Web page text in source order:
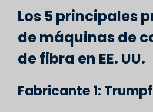
Los 5 principales
de máquinas de
de fibra en EE. UU.
Fabricante 1: